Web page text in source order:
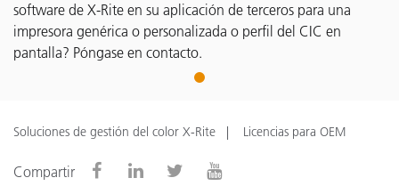
software de X-Rite en su aplicación de terceros para una
impresora genérica o personalizada o perfil del CIC en
pantalla? Póngase en contacto.
1
Soluciones de gestión del color X-Rite Licencias para OEM
Compartir